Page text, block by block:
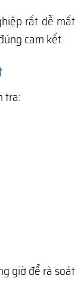
rất dễ mất
cam kết.
tra:
giờ để rà soát